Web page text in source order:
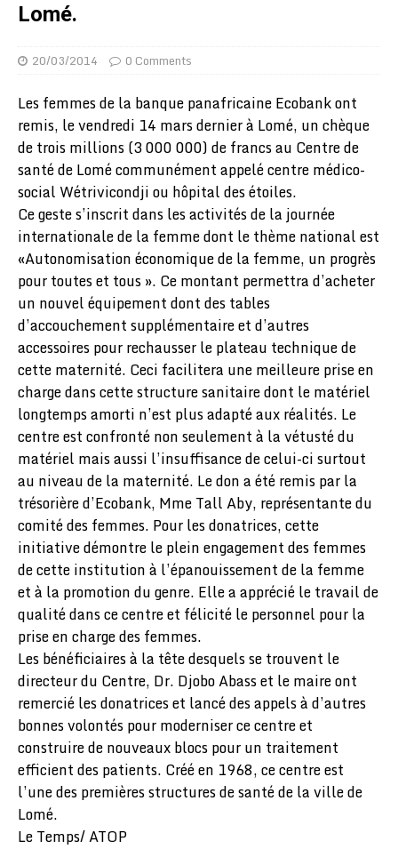
Lomé.
20/03/2014 0 Comments
Les femmes de la banque panafricaine Ecobank ont
remis, le vendredi 14 mars dernier à Lomé, un chèque
de trois millions (3 000 000) de francs au Centre de
santé de Lomé communément appelé centre médico-
social Wétrivicondji ou hôpital des étoiles.
Ce geste s’inscrit dans les activités de la journée
internationale de la femme dont le thème national est
«Autonomisation économique de la femme, un progrès
pour toutes et tous ». Ce montant permettra d’acheter
un nouvel équipement dont des tables
d’accouchement supplémentaire et d’autres
accessoires pour rechausser le plateau technique de
cette maternité. Ceci facilitera une meilleure prise en
charge dans cette structure sanitaire dont le matériel
longtemps amorti n’est plus adapté aux réalités. Le
centre est confronté non seulement à la vétusté du
matériel mais aussi l’insuffisance de celui-ci surtout
au niveau de la maternité. Le don a été remis par la
trésorière d’Ecobank, Mme Tall Aby, représentante du
comité des femmes. Pour les donatrices, cette
initiative démontre le plein engagement des femmes
de cette institution à l’épanouissement de la femme
et à la promotion du genre. Elle a apprécié le travail de
qualité dans ce centre et félicité le personnel pour la
prise en charge des femmes.
Les bénéficiaires à la tête desquels se trouvent le
directeur du Centre, Dr. Djobo Abass et le maire ont
remercié les donatrices et lancé des appels à d’autres
bonnes volontés pour moderniser ce centre et
construire de nouveaux blocs pour un traitement
efficient des patients. Créé en 1968, ce centre est
l’une des premières structures de santé de la ville de
Lomé.
Le Temps/ ATOP